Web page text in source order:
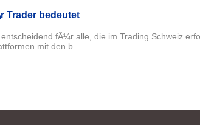
Trader bedeutet
fÃ¼r alle, die im Trading Schweiz
mit den b...